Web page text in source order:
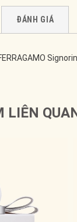
ĐÁNH GIÁ
LIÊN